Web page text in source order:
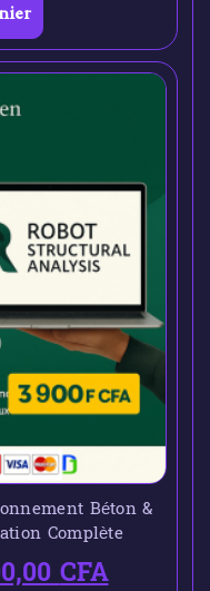
Béton &
Complète
CFA